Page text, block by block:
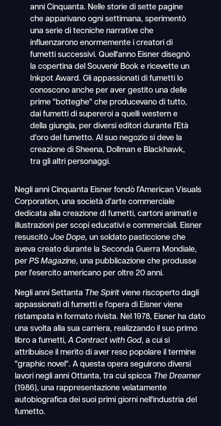
anni Cinquanta. Nelle storie di sette pagine
che apparivano ogni settimana, sperimentò
una serie di tecniche narrative che
influenzarono enormemente i creatori di
fumetti successivi. Quell'anno Eisner disegnò
la copertina del Souvenir Book e ricevette un
Inkpot Award. Gli appassionati di fumetti lo
conoscono anche per aver gestito una delle
prime "botteghe" che producevano di tutto,
dai fumetti di supereroi a quelli western e
della giungla, per diversi editori durante l'Età
d'oro del fumetto. Al suo negozio si deve la
creazione di Sheena, Dollman e Blackhawk,
tra gli altri personaggi.
Negli anni Cinquanta Eisner fondò l'American Visuals
Corporation, una società d'arte commerciale
dedicata alla creazione di fumetti, cartoni animati e
illustrazioni per scopi educativi e commerciali. Eisner
resuscitò Joe Dope, un soldato pasticcione che
aveva creato durante la Seconda Guerra Mondiale,
perPS Magazine, una pubblicazione che produsse
per l'esercito americano per oltre 20 anni.
Negli anni Settanta The Spirit viene riscoperto dagli
appassionati di fumetti e l'opera di Eisner viene
ristampata in formato rivista. Nel 1978, Eisner ha dato
una svolta alla sua carriera, realizzando il suo primo
libro a fumetti,A Contract with God, a cui si
attribuisce il merito di aver reso popolare il termine
"graphic novel". A questa opera seguirono diversi
lavori negli anni Ottanta, tra cui spicca The Dreamer
(1986), una rappresentazione velatamente
autobiografica dei suoi primi giorni nell'industria del
fumetto.